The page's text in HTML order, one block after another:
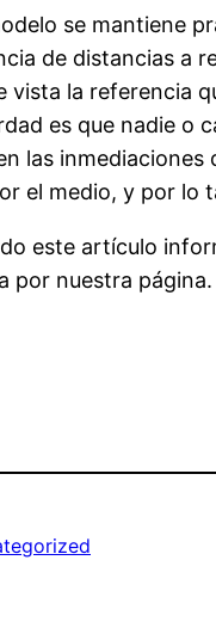
se mantiene
de distancias a
vista la referencia
es que nadie o
las
el medio, y por lo
este artículo
por nuestra página.